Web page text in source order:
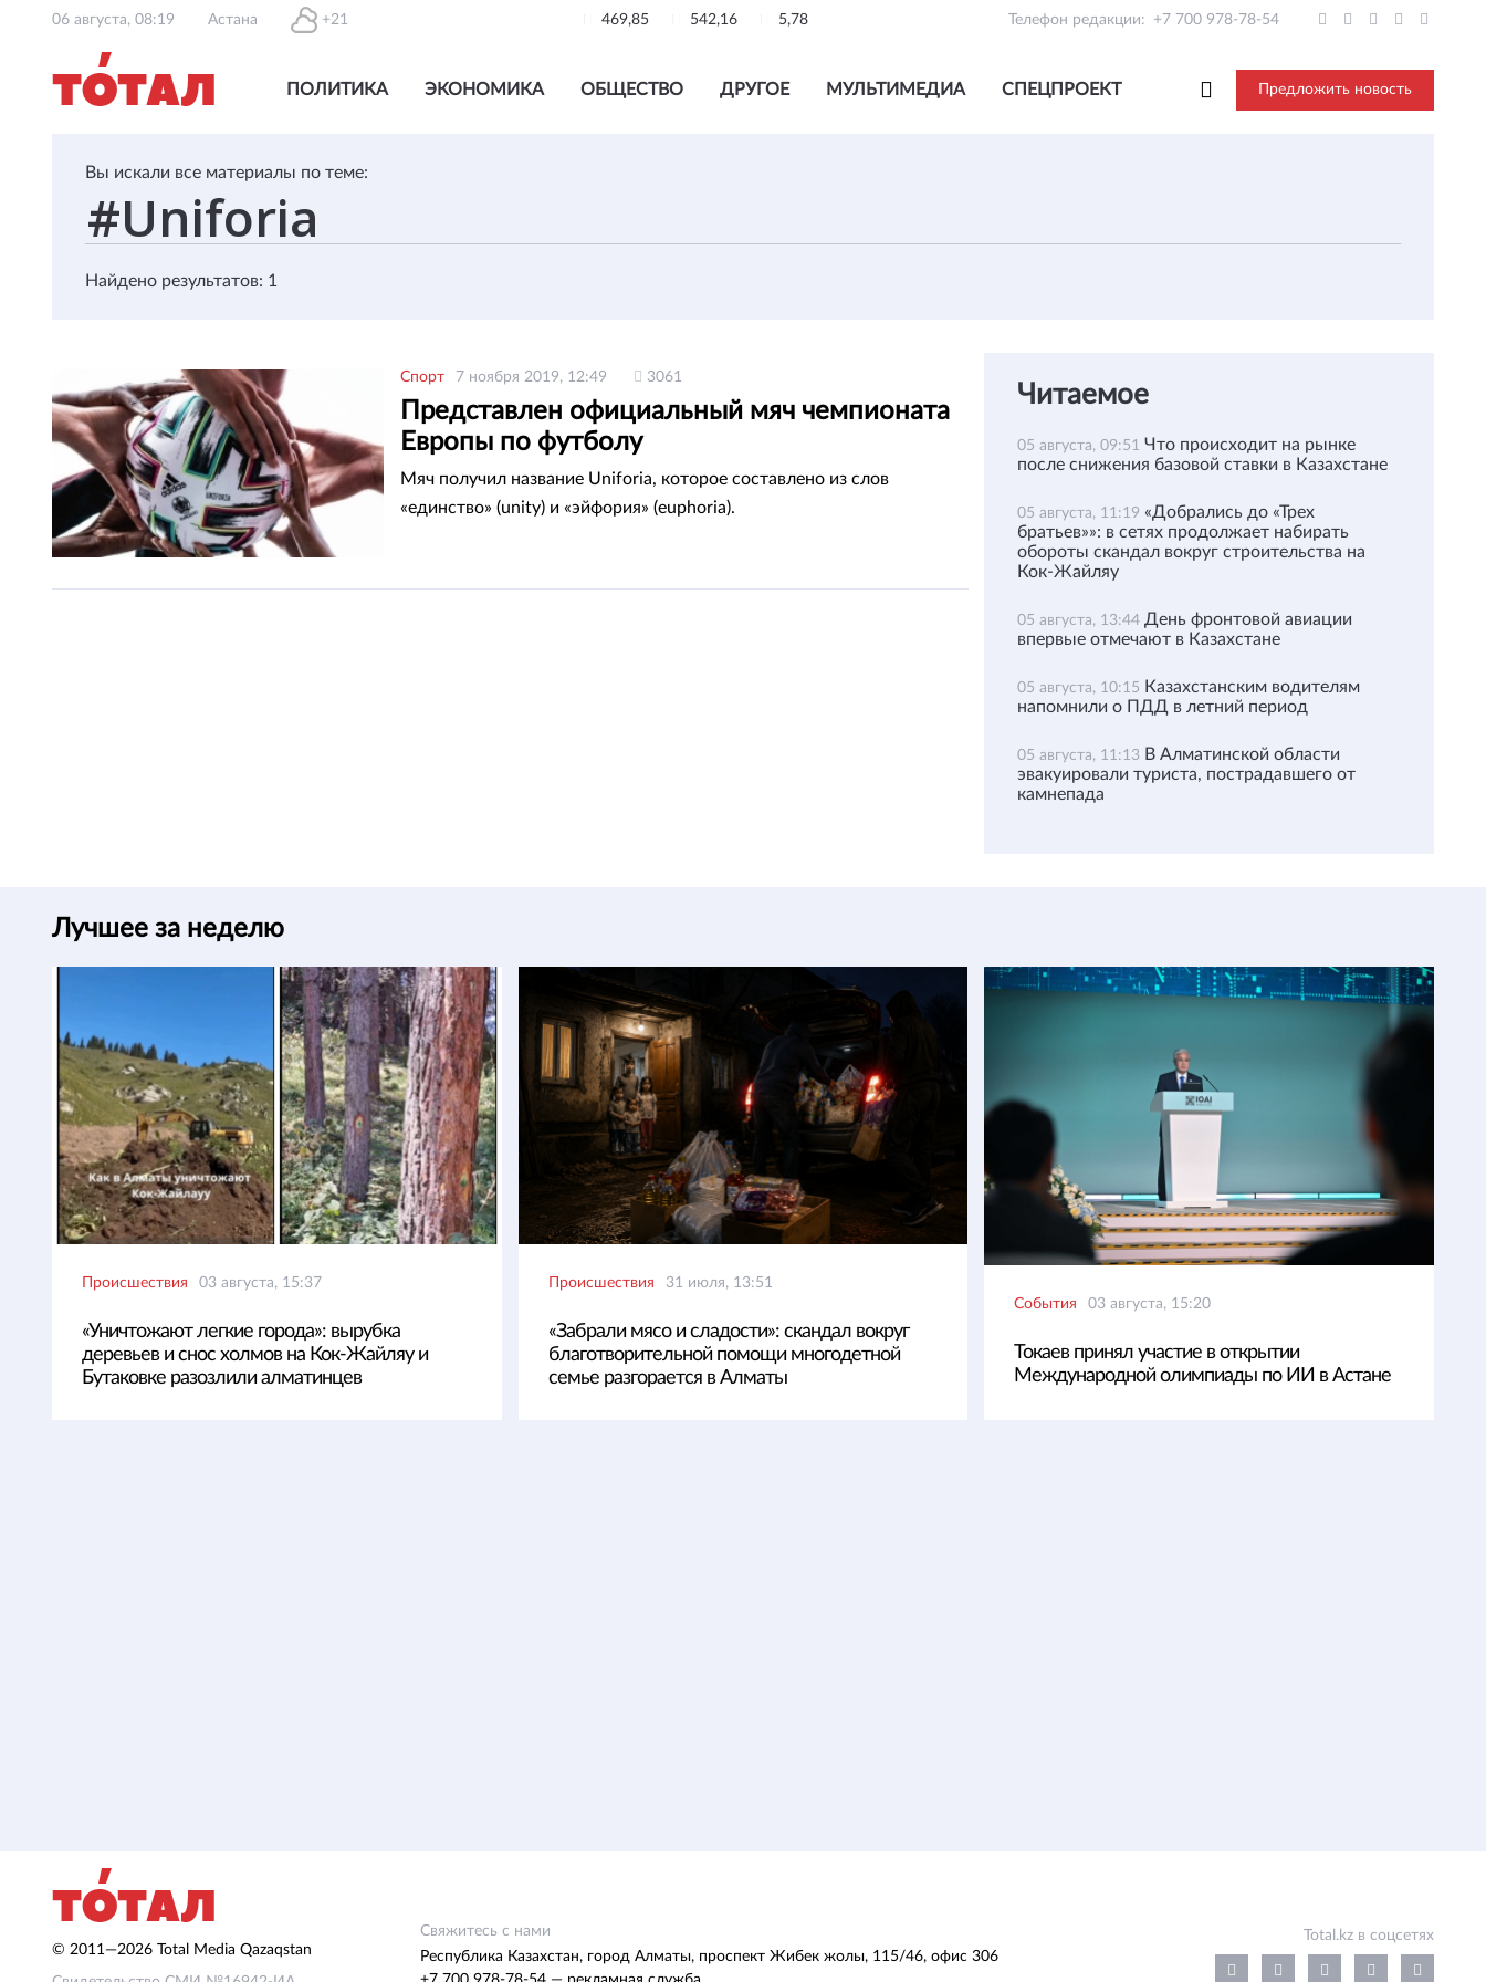
06 августа, 08:19 Астана +21 469,85 542,16 5,78 Телефон редакции: +7 700 978-78-54
ПОЛИТИКА ЭКОНОМИКА ОБЩЕСТВО ДРУГОЕ МУЛЬТИМЕДИА СПЕЦПРОЕКТ Предложить новость
Вы искали все материалы по теме:
Найдено результатов: 1
Спорт 7 ноября 2019, 12:49 3061
Представлен официальный мяч чемпионата
Европы по футболу
Мяч получил название Uniforia, которое составлено из слов
«единство» (unity) и «эйфория» (euphoria).
Читаемое
05 августа, 09:51 Что происходит на рынке
после снижения базовой ставки в Казахстане
05 августа, 11:19 «Добрались до «Трех
братьев»»: в сетях продолжает набирать
обороты скандал вокруг строительства на
Кок-Жайляу
05 августа, 13:44 День фронтовой авиации
впервые отмечают в Казахстане
05 августа, 10:15 Казахстанским водителям
напомнили о ПДД в летний период
05 августа, 11:13 В Алматинской области
эвакуировали туриста, пострадавшего от
камнепада
Лучшее за неделю
Происшествия 03 августа, 15:37
«Уничтожают легкие города»: вырубка
деревьев и снос холмов на Кок-Жайляу и
Бутаковке разозлили алматинцев
Происшествия 31 июля, 13:51
«Забрали мясо и сладости»: скандал вокруг
благотворительной помощи многодетной
семье разгорается в Алматы
События 03 августа, 15:20
Токаев принял участие в открытии
Международной олимпиады по ИИ в Астане
© 2011—2026 Total Media Qazaqstan
Свяжитесь с нами
Республика Казахстан, город Алматы, проспект Жибек жолы, 115/46, офис 306
Total.kz в соцсетях